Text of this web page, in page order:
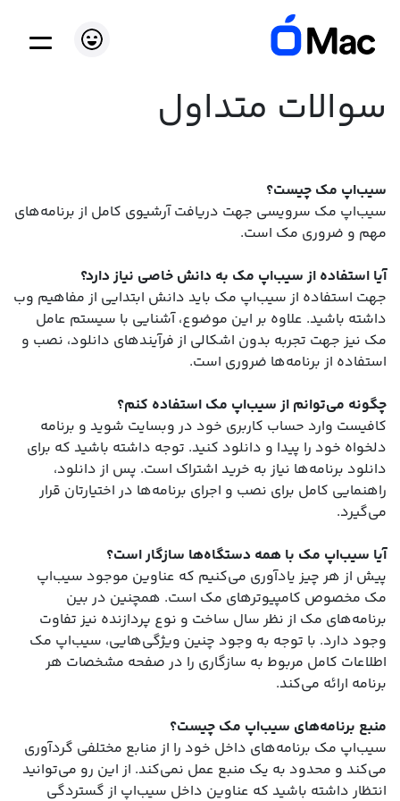
سوالات متداول
سیب‌اپ مک چیست؟
سیب‌اپ مک سرویسی جهت دریافت آرشیوی کامل از برنامه‌های
مهم و ضروری مک است.
آیا استفاده از سیب‌اپ مک به دانش خاصی نیاز دارد؟
جهت استفاده از سیب‌اپ مک باید دانش ابتدایی از مفاهیم وب
داشته باشید. علاوه بر این موضوع، آشنایی با سیستم عامل
مک نیز جهت تجربه بدون اشکالی از فرآیندهای دانلود، نصب و
استفاده از برنامه‌ها ضروری است.
چگونه می‌توانم از سیب‌اپ مک استفاده کنم؟
کافیست وارد حساب کاربری خود در وبسایت شوید و برنامه
دلخواه خود را پیدا و دانلود کنید. توجه داشته باشید که برای
دانلود برنامه‌ها نیاز به خرید اشتراک است. پس از دانلود،
راهنمایی کامل برای نصب و اجرای برنامه‌ها در اختیارتان قرار
می‌گیرد.
آیا سیب‌اپ مک با همه دستگاه‌ها سازگار است؟
پیش از هر چیز یادآوری می‌کنیم که عناوین موجود سیب‌اپ
مک مخصوص کامپیوترهای مک است. همچنین در بین
برنامه‌های مک از نظر سال ساخت و نوع پردازنده نیز تفاوت
وجود دارد. با توجه به وجود چنین ویژگی‌هایی، سیب‌اپ مک
اطلاعات کامل مربوط به سازگاری را در صفحه مشخصات هر
برنامه ارائه می‌کند.
منبع برنامه‌های سیب‌اپ مک چیست؟
سیب‌اپ مک برنامه‌های داخل خود را از منابع مختلفی گردآوری
می‌کند و محدود به یک منبع عمل نمی‌کند. از این رو می‌توانید
انتظار داشته باشید که عناوین داخل سیب‌اپ از گستردگی